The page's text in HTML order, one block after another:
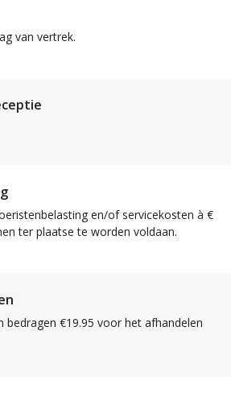
van vertrek.
en/of servicekosten à €
ter plaatse te worden voldaan.
bedragen €19.95 voor het afhandelen